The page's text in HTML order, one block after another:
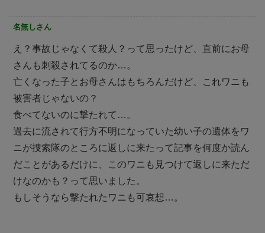
名無しさん
え？事故じゃなくて殺人？って思ったけど、直前にお母
さんも刺殺されてるのか…。
亡くなった子とお母さんはもちろんだけど、これワニも
被害者じゃないの？
食べてないのに撃たれて…。
過去に流されて行方不明になっていた幼い子の遺体をワ
ニが捜索隊のところに返しに来たって記事を何度か読ん
だことがあるだけに、このワニも見つけて返しに来ただ
けなのかも？って思いました。
もしそうなら撃たれたワニも可哀想…。